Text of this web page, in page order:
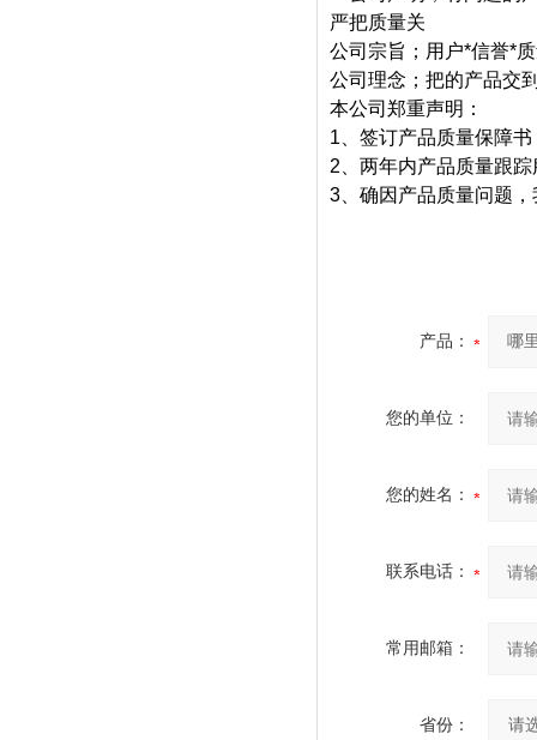
严把质量关
公司宗旨；用户*信誉*
公司理念；把的产品交
本公司郑重声明：
1 、签订产品质量保障
2、两年内产品质量跟
3、确因产品质量问题
产品：
您的单位：
您的姓名：
联系电话：
常用邮箱：
省份：